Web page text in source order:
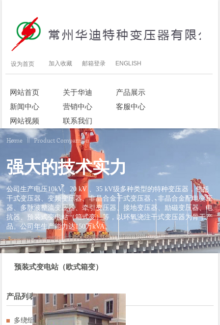
网站首页 关于华迪
产品展示
新闻中心
营销中心
客服中心
网站视频
联系我们
设为首页 加入收藏 邮箱登录 ENGLISH
Home Product Comparison
强大的技术实力
公司生产电压10kV、20 kV 、35 kV级多种类型的特种变压器，包括
干式变压器、变频变压器、非晶合金干式变压器、非晶合金配电变压
器、多脉波整流变压器、牵引变压器、接地变压器、励磁变压器、电
抗器、预装式变电站（箱式变）等，以环氧浇注干式变压器为骨干产
品。公司年生产能力达150万kVA。
预装式变电站（欧式箱变）
产品列表
多绕组移相干式整流变压器